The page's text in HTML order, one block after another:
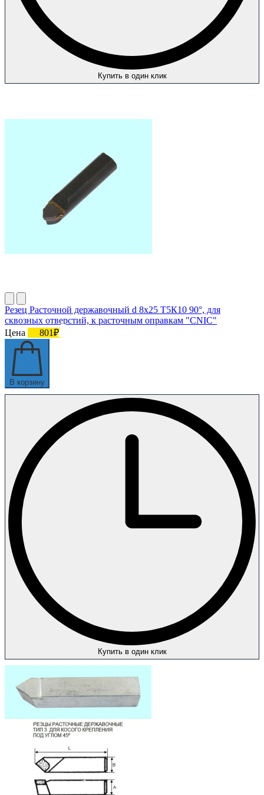
Купить в один клик
Резец Расточной державочный d 8х25 Т5К10 90°, для
сквозных отверстий, к расточным оправкам "CNIC"
Цена
801₽
В корзину
Купить в один клик